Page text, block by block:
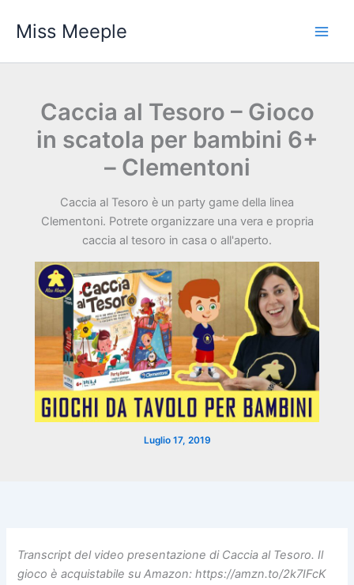
Miss Meeple
Caccia al Tesoro – Gioco
in scatola per bambini 6+
– Clementoni
Caccia al Tesoro è un party game della linea
Clementoni. Potrete organizzare una vera e propria
caccia al tesoro in casa o all'aperto.
Luglio 17, 2019
Transcript del video presentazione di Caccia al Tesoro. Il
gioco è acquistabile su Amazon: https://amzn.to/2k7IFcK